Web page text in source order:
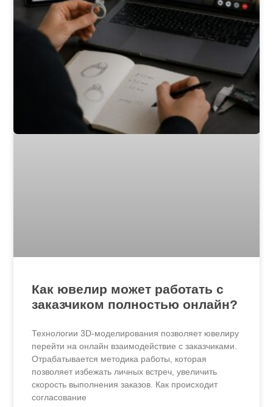
Как ювелир может работать с
заказчиком полностью онлайн?
Технологии 3D-моделирования позволяет ювелиру
перейти на онлайн взаимодействие с заказчиками.
Отрабатывается методика работы, которая
позволяет избежать личных встреч, увеличить
скорость выполнения заказов. Как происходит
согласование